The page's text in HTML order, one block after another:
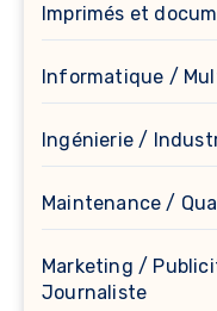
Imprimés et
Informatique /
Ingénierie /
Maintenance /
Marketing /
Journaliste